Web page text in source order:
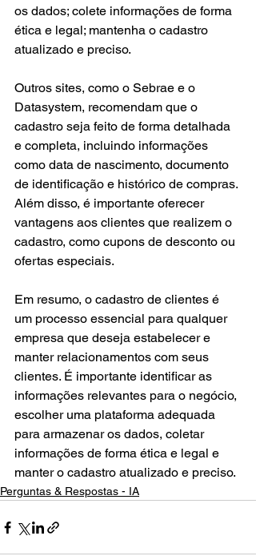
os dados; colete informações de forma
ética e legal; mantenha o cadastro
atualizado e preciso.
Outros sites, como o Sebrae e o
Datasystem, recomendam que o
cadastro seja feito de forma detalhada
e completa, incluindo informações
como data de nascimento, documento
de identificação e histórico de compras.
Além disso, é importante oferecer
vantagens aos clientes que realizem o
cadastro, como cupons de desconto ou
ofertas especiais.
Em resumo, o cadastro de clientes é
um processo essencial para qualquer
empresa que deseja estabelecer e
manter relacionamentos com seus
clientes. É importante identificar as
informações relevantes para o negócio,
escolher uma plataforma adequada
para armazenar os dados, coletar
informações de forma ética e legal e
manter o cadastro atualizado e preciso.
Perguntas & Respostas - IA